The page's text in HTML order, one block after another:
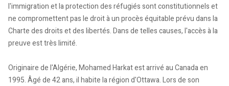
l'immigration et la protection des réfugiés sont constitutionnels et
ne compromettent pas le droit à un procès équitable prévu dans la
Charte des droits et des libertés. Dans de telles causes, l'accès à la
preuve est très limité.
Originaire de l'Algérie, Mohamed Harkat est arrivé au Canada en
1995. Âgé de 42 ans, il habite la région d'Ottawa. Lors de son